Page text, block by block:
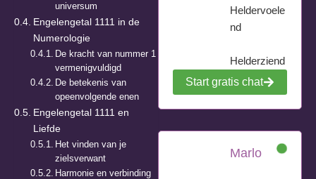
universum
Engelengetal 1111 in de
Numerologie
De kracht van nummer 1
vermenigvuldigd
De betekenis van
opeenvolgende enen
Engelengetal 1111 en
Liefde
Het vinden van je
zielsverwant
Harmonie en verbinding
Heldervoele
nd
Helderziend
Start gratis chat
Marlo